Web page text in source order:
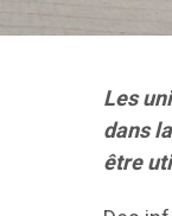
Les
dans
être